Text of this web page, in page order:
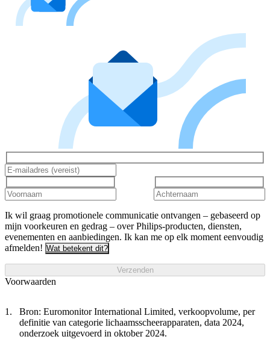
Ik wil graag promotionele communicatie ontvangen – gebaseerd op
mijn voorkeuren en gedrag – over Philips-producten, diensten,
evenementen en aanbiedingen. Ik kan me op elk moment eenvoudig
afmelden! Wat betekent dit?
Verzenden
Voorwaarden
Bron: Euromonitor International Limited, verkoopvolume, per
definitie van categorie lichaamsscheerapparaten, data 2024,
onderzoek uitgevoerd in oktober 2024.